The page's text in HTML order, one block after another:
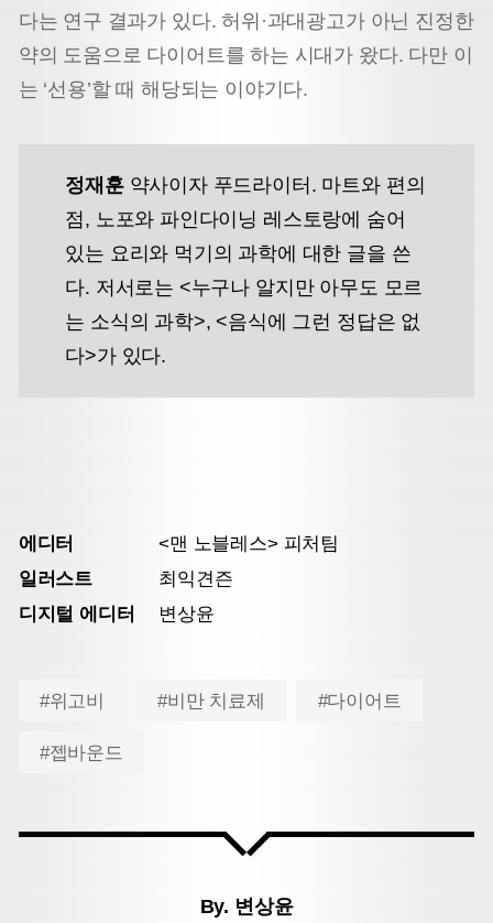
다는 연구 결과가 있다. 허위·과대광고가 아닌 진정한
약의 도움으로 다이어트를 하는 시대가 왔다. 다만 이
는 ‘선용’할 때 해당되는 이야기다.
정재훈 약사이자 푸드라이터. 마트와 편의
점, 노포와 파인다이닝 레스토랑에 숨어
있는 요리와 먹기의 과학에 대한 글을 쓴
다. 저서로는 <누구나 알지만 아무도 모르
는 소식의 과학>, <음식에 그런 정답은 없
다>가 있다.
에디터
<맨 노블레스> 피처팀
일러스트
최익견즌
디지털 에디터
변상윤
#위고비 #비만 치료제 #다이어트
#젭바운드
By. 변상윤